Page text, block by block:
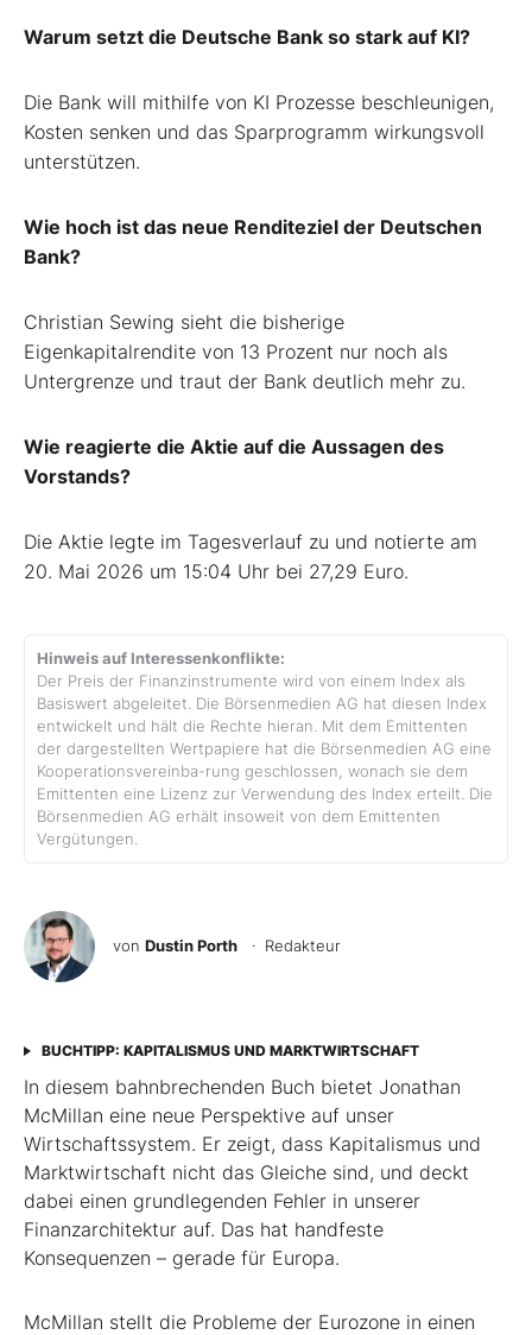
Warum setzt die Deutsche Bank so stark auf KI?
Die Bank will mithilfe von KI Prozesse beschleunigen,
Kosten senken und das Sparprogramm wirkungsvoll
unterstützen.
Wie hoch ist das neue Renditeziel der Deutschen
Bank?
Christian Sewing sieht die bisherige
Eigenkapitalrendite von 13 Prozent nur noch als
Untergrenze und traut der Bank deutlich mehr zu.
Wie reagierte die Aktie auf die Aussagen des
Vorstands?
Die Aktie legte im Tagesverlauf zu und notierte am
20. Mai 2026 um 15:04 Uhr bei 27,29 Euro.
Hinweis auf Interessenkonflikte:
Der Preis der Finanzinstrumente wird von einem Index als
Basiswert abgeleitet. Die Börsenmedien AG hat diesen Index
entwickelt und hält die Rechte hieran. Mit dem Emittenten
der dargestellten Wertpapiere hat die Börsenmedien AG eine
Kooperationsvereinba-rung geschlossen, wonach sie dem
Emittenten eine Lizenz zur Verwendung des Index erteilt. Die
Börsenmedien AG erhält insoweit von dem Emittenten
Vergütungen.
von Dustin Porth · Redakteur
BUCHTIPP: KAPITALISMUS UND MARKTWIRTSCHAFT
In diesem bahnbrechenden Buch bietet Jonathan
McMillan eine neue Perspektive auf unser
Wirtschaftssystem. Er zeigt, dass Kapitalismus und
Marktwirtschaft nicht das Gleiche sind, und deckt
dabei einen grundlegenden Fehler in unserer
Finanzarchitektur auf. Das hat handfeste
Konsequenzen – gerade für Europa.
McMillan stellt die Probleme der Eurozone in einen